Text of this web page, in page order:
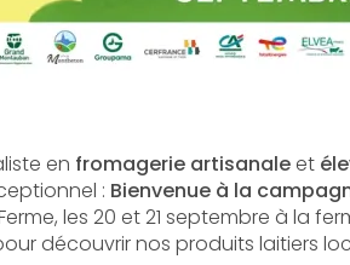
en fromagerie artisanaleet
: Bienvenue à la
les 20 et 21 septembre à la
découvrir nos produits laitiers